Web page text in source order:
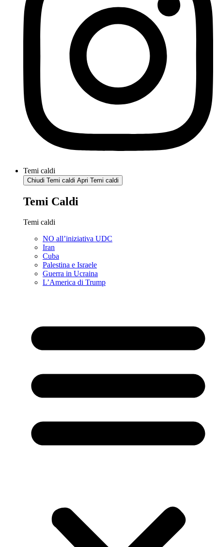
Temi caldi
Chiudi Temi caldi Apri Temi caldi
Temi Caldi
Temi caldi
NO all’iniziativa UDC
Iran
Cuba
Palestina e Israele
Guerra in Ucraina
L’America di Trump